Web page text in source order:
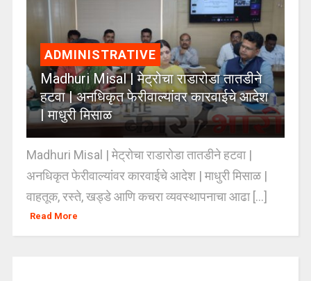
ADMINISTRATIVE
Madhuri Misal | मेट्रोचा राडारोडा तातडीने
हटवा | अनधिकृत फेरीवाल्यांवर कारवाईचे आदेश
| माधुरी मिसाळ
Madhuri Misal | मेट्रोचा राडारोडा तातडीने हटवा |
अनधिकृत फेरीवाल्यांवर कारवाईचे आदेश | माधुरी मिसाळ |
वाहतूक, रस्ते, खड्डे आणि कचरा व्यवस्थापनाचा आढा [...]
Read More